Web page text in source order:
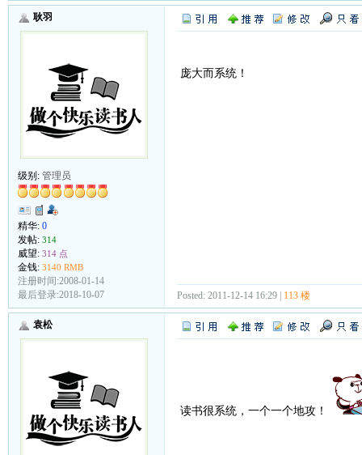
耿羽
级别: 管理员
精华: 0
发帖: 314
威望: 314 点
金钱: 3140 RMB
注册时间:2008-01-14
最后登录:2018-10-07
庞大而系统！
Posted: 2011-12-14 16:29 | 113 楼
袁松
读书很系统，一个一个地攻！